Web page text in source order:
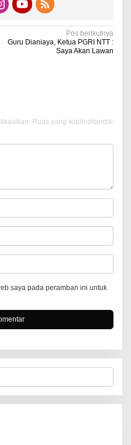
Pos berikutnya
Guru Dianiaya, Ketua PGRI NTT :
Saya Akan Lawan
Ruas yang wajib ditandai
saya pada peramban ini untuk